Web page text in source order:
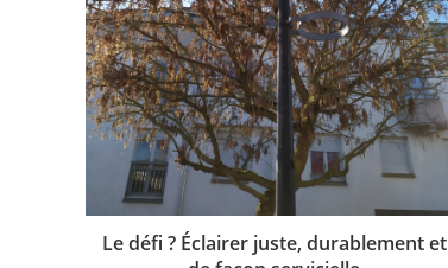
Le défi ? Éclairer juste, durablement et